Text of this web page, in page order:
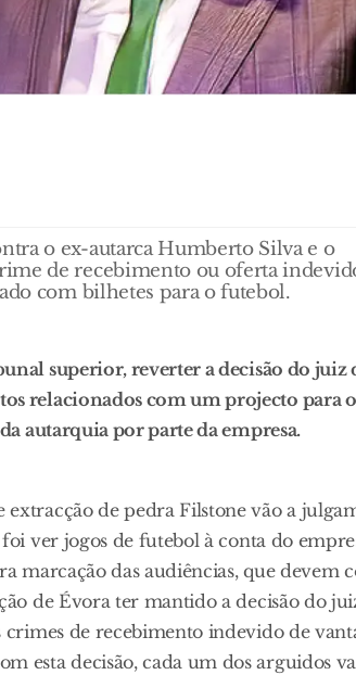
o ex-autarca Humberto Silva e o
de recebimento ou oferta
com bilhetes para o futebol.
superior, reverter a decisão do juiz
relacionados com um projecto para
autarquia por parte da empresa.
extracção de pedra Filstone vão a
ver jogos de futebol à conta do
marcação das audiências, que devem
de Évora ter mantido a decisão do
de recebimento indevido de
esta decisão, cada um dos arguidos